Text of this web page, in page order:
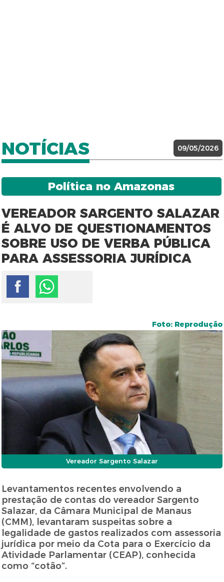
NOTÍCIAS 09/05/2026
Política no Amazonas
VEREADOR SARGENTO SALAZAR
É ALVO DE QUESTIONAMENTOS
SOBRE USO DE VERBA PÚBLICA
PARA ASSESSORIA JURÍDICA
Foto: Reprodução
Vereador Sargento Salazar
Levantamentos recentes envolvendo a
prestação de contas do vereador Sargento
Salazar, da Câmara Municipal de Manaus
(CMM), levantaram suspeitas sobre a
legalidade de gastos realizados com assessoria
jurídica por meio da Cota para o Exercício da
Atividade Parlamentar (CEAP), conhecida
como “cotão”.